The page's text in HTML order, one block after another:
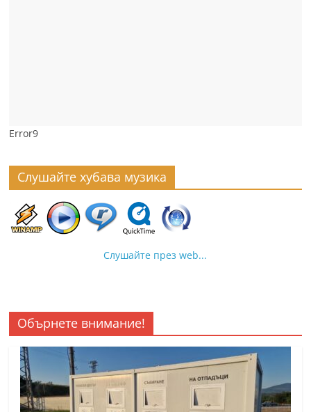
Error9
Слушайте хубава музика
Слушайте през web...
Обърнете внимание!